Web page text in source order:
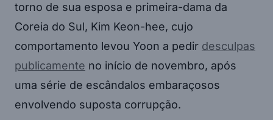
torno de sua esposa e primeira-dama da
Coreia do Sul, Kim Keon-hee, cujo
comportamento levou Yoon a pedir desculpas
publicamente no início de novembro, após
uma série de escândalos embaraçosos
envolvendo suposta corrupção.